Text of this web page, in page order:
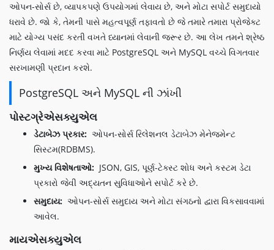
ઓપન-સોર્સ છે, વ્યાપકપણે ઉપયોગમાં લેવાય છે, અને મોટા સપોર્ટ સમુદાયો
ધરાવે છે. જો કે, તેમની પાસે મહત્વપૂર્ણ તફાવતો છે જે તમારે તમારા પ્રોજેક્ટ
માટે યોગ્ય પસંદ કરતી વખતે ધ્યાનમાં લેવાની જરૂર છે. આ લેખ તમને શ્રેષ્ઠ
નિર્ણય લેવામાં મદદ કરવા માટે PostgreSQL અને MySQL વચ્ચે વિગતવાર
સરખામણી પ્રદાન કરશે.
PostgreSQL અને MySQL ની ઝાંખી
પોસ્ટગ્રેએસક્યુએલ
ડેટાબેઝ પ્રકાર: ઓપન-સોર્સ રિલેશનલ ડેટાબેઝ મેનેજમેન્ટ
સિસ્ટમ(RDBMS).
મુખ્ય વિશેષતાઓ: JSON, GIS, પૂર્ણ-ટેક્સ્ટ શોધ અને કસ્ટમ ડેટા
પ્રકારો જેવી અદ્યતન સુવિધાઓને સપોર્ટ કરે છે.
સમુદાય: ઓપન-સોર્સ સમુદાય અને મોટા સંગઠનો દ્વારા વિકસાવવામાં
આવેલ.
માયએસક્યુએલ